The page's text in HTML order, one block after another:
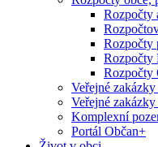
Rozpočty
Rozpočty
Rozpočty
Rozpočty
Veřejné
Veřejné
Komplexní
Portál Občan+